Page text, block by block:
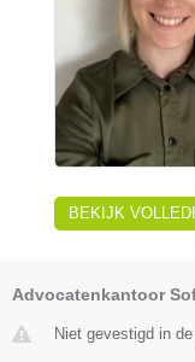
BEKIJK
Advocatenkantoor
Niet gevestigd in